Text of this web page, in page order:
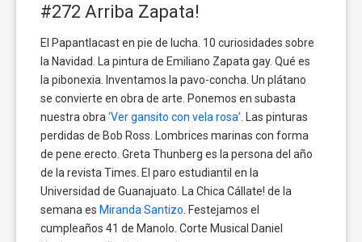
#272 Arriba Zapata!
El Papantlacast en pie de lucha. 10 curiosidades sobre
la Navidad. La pintura de Emiliano Zapata gay. Qué es
la pibonexia. Inventamos la pavo-concha. Un plátano
se convierte en obra de arte. Ponemos en subasta
nuestra obra ‘Ver gansito con vela rosa’ . Las pinturas
perdidas de Bob Ross. Lombrices marinas con forma
de pene erecto. Greta Thunberg es la persona del año
de la revista Times. El paro estudiantil en la
Universidad de Guanajuato. La Chica Cállate! de la
semana es Miranda Santizo . Festejamos el
cumpleaños 41 de Manolo. Corte Musical Daniel